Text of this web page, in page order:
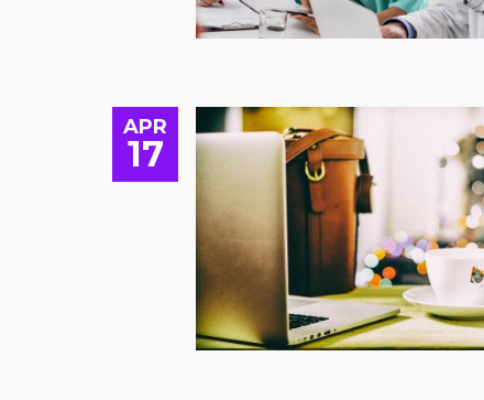
APR
17